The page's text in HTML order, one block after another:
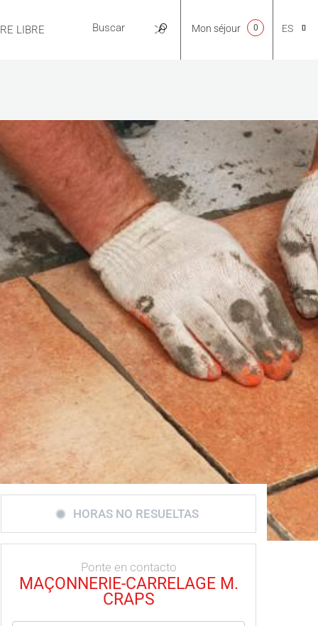
LIBRE PRÁCTICO
EN
FR
ES
Mon séjour 0
HORAS NO RESUELTAS
Ponte en contacto
MAÇONNERIE-CARRELAGE M.
CRAPS